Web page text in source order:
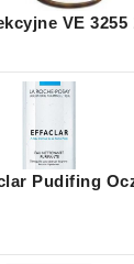
VE 3255
Pudifing